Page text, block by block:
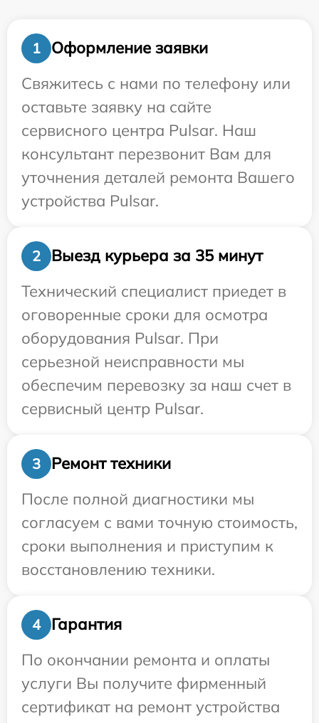
1
Оформление заявки
Свяжитесь с нами по телефону или
оставьте заявку на сайте
сервисного центра Pulsar. Наш
консультант перезвонит Вам для
уточнения деталей ремонта Вашего
устройства Pulsar.
2
Выезд курьера за 35 минут
Технический специалист приедет в
оговоренные сроки для осмотра
оборудования Pulsar. При
серьезной неисправности мы
обеспечим перевозку за наш счет в
сервисный центр Pulsar.
3
Ремонт техники
После полной диагностики мы
согласуем с вами точную стоимость,
сроки выполнения и приступим к
восстановлению техники.
4
Гарантия
По окончании ремонта и оплаты
услуги Вы получите фирменный
сертификат на ремонт устройства